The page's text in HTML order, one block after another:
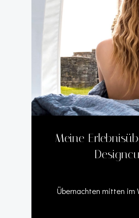
Meine
Übernachten mitten im